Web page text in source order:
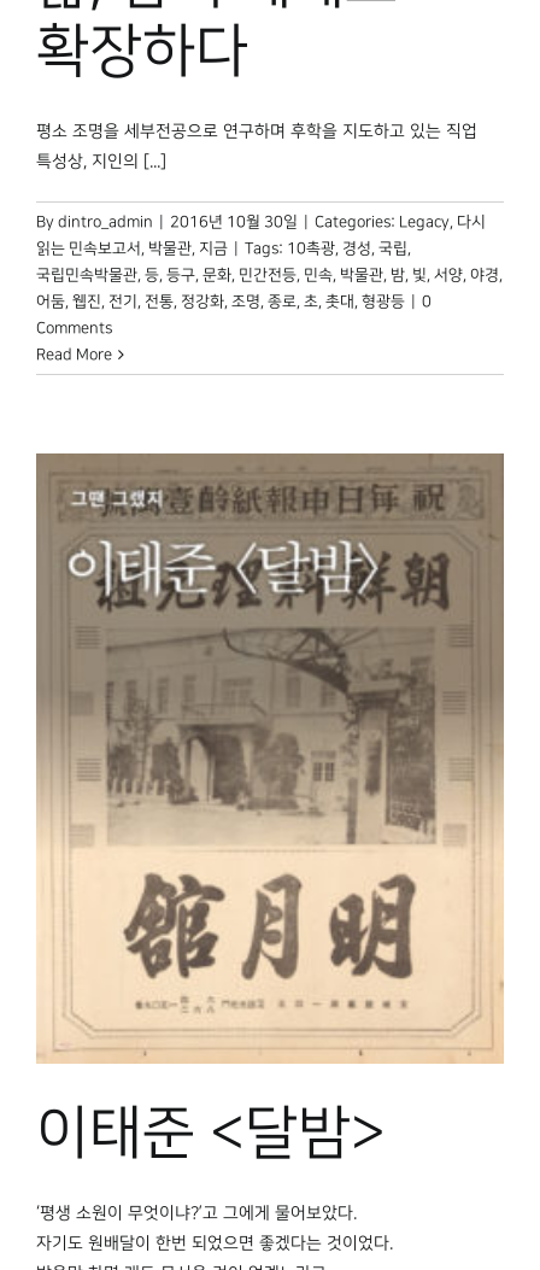
확장하다
평소 조명을 세부전공으로 연구하며 후학을 지도하고 있는 직업
특성상, 지인의 [...]
By dintro_admin 2016년 10월 30일 Categories: Legacy, 다시
읽는 민속보고서 , 박물관, 지금 Tags: 10촉광, 경성, 국립,
국립민속박물관, 등, 등구, 문화, 민간전등, 민속, 박물관, 밤, 빛, 서양, 야경,
어둠, 웹진, 전기 , 전통, 정강화, 조명, 종로, 초, 촛대 , 형광등
0
Comments
Read More
이태준 <달밤>
‘평생 소원이 무엇이냐?’고 그에게 물어보았다.
자기도 원배달이 한번 되었으면 좋겠다는 것이었다.